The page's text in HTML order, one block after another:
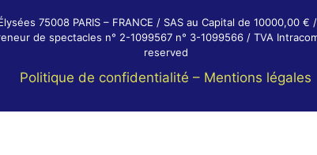
75008 PARIS – FRANCE / SAS au Capital de 10000,00 €
de spectacles n° 2-1099567 n° 3-1099566 / TVA
reserved
Politique de confidentialité – Mentions légales